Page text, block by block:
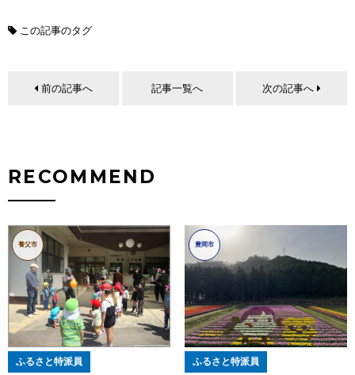
この記事のタグ
前の記事へ 記事一覧へ 次の記事へ
RECOMMEND
養父市
ふるさと特派員
豊岡市
ふるさと特派員